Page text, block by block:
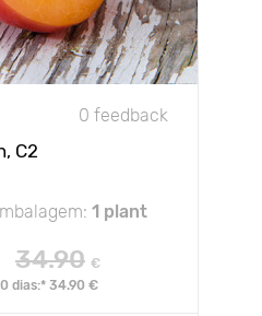
0 feedback
C2
1 plant
34.90 €
dias:* 34.90 €